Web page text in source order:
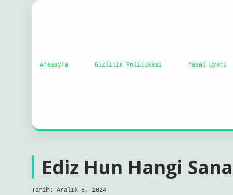
Anasayfa Gizlilik Politikası Yasal Uyarı
Ediz Hun Hangi
Tarih: Aralık 5, 2024